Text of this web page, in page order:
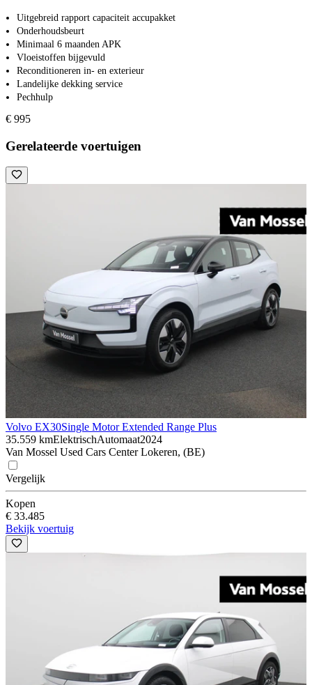
Uitgebreid rapport capaciteit accupakket
Onderhoudsbeurt
Minimaal 6 maanden APK
Vloeistoffen bijgevuld
Reconditioneren in- en exterieur
Landelijke dekking service
Pechhulp
€ 995
Gerelateerde voertuigen
Volvo EX30Single Motor Extended Range Plus
35.559 kmElektrischAutomaat2024
Van Mossel Used Cars Center Lokeren, (BE)
Vergelijk
Kopen
€ 33.485
Bekijk voertuig